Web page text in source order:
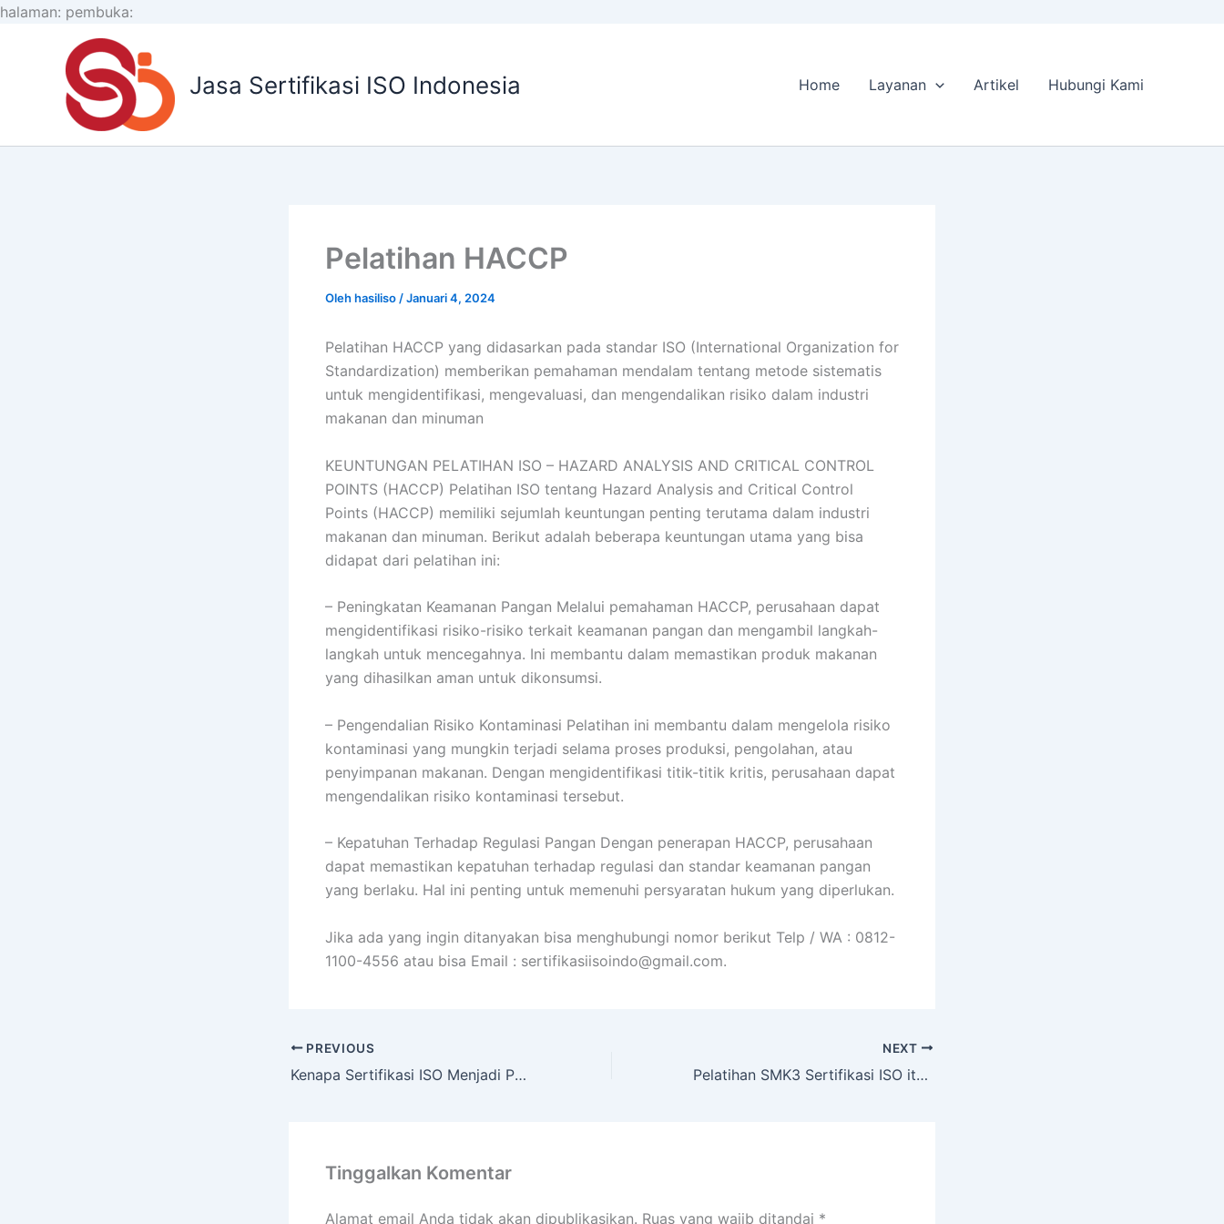
halaman: pembuka:
konten
Jasa Sertifikasi ISO Indonesia Home Layanan Artikel Hubungi Kami
Pelatihan HACCP
Olehhasiliso /Januari 4, 2024
Pelatihan HACCP yang didasarkan pada standar ISO (International Organization for
Standardization) memberikan pemahaman mendalam tentang metode sistematis
untuk mengidentifikasi, mengevaluasi, dan mengendalikan risiko dalam industri
makanan dan minuman
KEUNTUNGAN PELATIHAN ISO – HAZARD ANALYSIS AND CRITICAL CONTROL
POINTS (HACCP) Pelatihan ISO tentang Hazard Analysis and Critical Control
Points (HACCP) memiliki sejumlah keuntungan penting terutama dalam industri
makanan dan minuman. Berikut adalah beberapa keuntungan utama yang bisa
didapat dari pelatihan ini:
– Peningkatan Keamanan Pangan Melalui pemahaman HACCP, perusahaan dapat
mengidentifikasi risiko-risiko terkait keamanan pangan dan mengambil langkah-
langkah untuk mencegahnya. Ini membantu dalam memastikan produk makanan
yang dihasilkan aman untuk dikonsumsi.
– Pengendalian Risiko Kontaminasi Pelatihan ini membantu dalam mengelola risiko
kontaminasi yang mungkin terjadi selama proses produksi, pengolahan, atau
penyimpanan makanan. Dengan mengidentifikasi titik-titik kritis, perusahaan dapat
mengendalikan risiko kontaminasi tersebut.
– Kepatuhan Terhadap Regulasi Pangan Dengan penerapan HACCP, perusahaan
dapat memastikan kepatuhan terhadap regulasi dan standar keamanan pangan
yang berlaku. Hal ini penting untuk memenuhi persyaratan hukum yang diperlukan.
Jika ada yang ingin ditanyakan bisa menghubungi nomor berikut Telp / WA : 0812-
1100-4556 atau bisa Email : sertifikasiisoindo@gmail.com.
PREVIOUS
Kenapa Sertifikasi ISO Menjadi Persyaratan Standar Di Perusahaan?
NEXT
Pelatihan SMK3 Sertifikasi ISO itu apa sih?
Tinggalkan Komentar
Alamat email Anda tidak akan dipublikasikan. Ruas yang wajib ditandai *